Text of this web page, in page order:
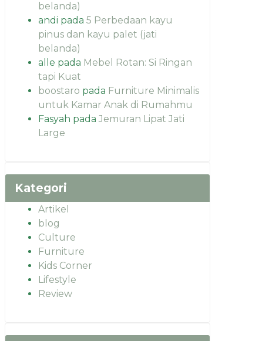
belanda)
andi pada 5 Perbedaan kayu
pinus dan kayu palet (jati
belanda)
alle pada Mebel Rotan: Si Ringan
tapi Kuat
boostaro pada Furniture Minimalis
untuk Kamar Anak di Rumahmu
Fasyah pada Jemuran Lipat Jati
Large
Kategori
Artikel
blog
Culture
Furniture
Kids Corner
Lifestyle
Review